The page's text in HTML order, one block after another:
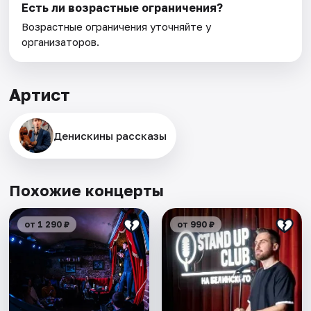
Есть ли возрастные ограничения?
Возрастные ограничения уточняйте у
организаторов.
Артист
Денискины рассказы
Похожие концерты
от 1 290 ₽ от 990 ₽